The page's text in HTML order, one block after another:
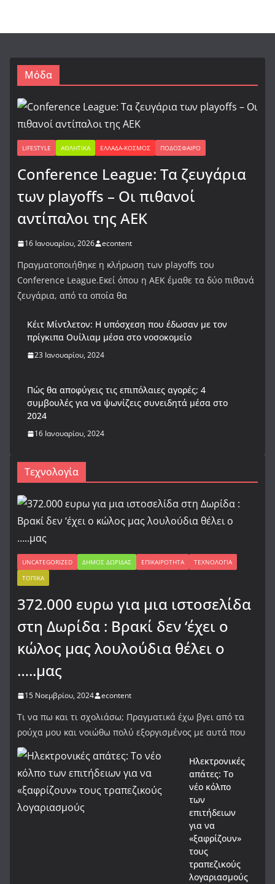
Μόδα
LIFESTYLE ΑΘΛΗΤΙΚΆ ΕΛΛΆΔΑ-ΚΌΣΜΟΣ ΠΟΔΌΣΦΑΙΡΟ
Conference League: Τα ζευγάρια
των playoffs – Οι πιθανοί
αντίπαλοι της ΑΕΚ
16 Ιανουαρίου, 2026 econtent
Πραγματοποιήθηκε η κλήρωση των playoffs του
Conference League.Εκεί όπου η ΑΕΚ έμαθε τα δύο πιθανά
ζευγάρια, από τα οποία θα
Κέιτ Μίντλετον: Η υπόσχεση που έδωσαν με τον
πρίγκιπα Ουίλιαμ μέσα στο νοσοκομείο
23 Ιανουαρίου, 2024
Πώς θα αποφύγεις τις επιπόλαιες αγορές; 4
συμβουλές για να ψωνίζεις συνειδητά μέσα στο
2024
16 Ιανουαρίου, 2024
Τεχνολογία
UNCATEGORIZED ΔΉΜΟΣ ΔΩΡΊΔΑΣ ΕΠΙΚΑΙΡΌΤΗΤΑ
ΤΕΧΝΟΛΟΓΊΑ
ΤΟΠΙΚΆ
372.000 ευρω για μια ιστοσελίδα
στη Δωρίδα : Βρακί δεν ‘έχει ο
κώλος μας λουλούδια θέλει ο
…..μας
15 Νοεμβρίου, 2024 econtent
Τι να πω και τι σχολιάσω; Πραγματικά έχω βγει από τα
ρούχα μου και νοιώθω πολύ εξοργισμένος με αυτά που
Ηλεκτρονικές
απάτες: Το
νέο κόλπο
των
επιτήδειων
για να
«ξαφρίζουν»
τους
τραπεζικούς
λογαριασμούς